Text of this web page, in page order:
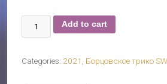
Борцовское
трико
(Размеры
Add to cart
Categories: 2021 Борцовское трико